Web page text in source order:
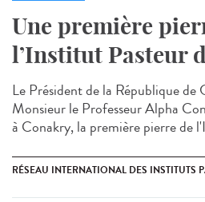
Une première
l’Institut Pasteur
Le Président de la République de
Monsieur le Professeur Alpha
à Conakry, la première pierre de
RÉSEAU INTERNATIONAL DES INSTITUTS